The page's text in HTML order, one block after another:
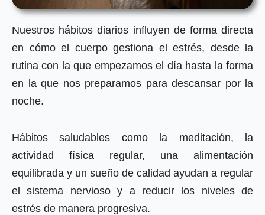
Nuestros hábitos diarios influyen de forma directa
en cómo el cuerpo gestiona el estrés, desde la
rutina con la que empezamos el día hasta la forma
en la que nos preparamos para descansar por la
noche.
Hábitos saludables como la meditación, la
actividad física regular, una alimentación
equilibrada y un sueño de calidad ayudan a regular
el sistema nervioso y a reducir los niveles de
estrés de manera progresiva.